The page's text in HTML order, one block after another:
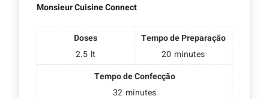
Monsieur Cuisine Connect
Doses
2.5 lt
Tempo de Preparação
20 minutes
Tempo de Confecção
32 minutes